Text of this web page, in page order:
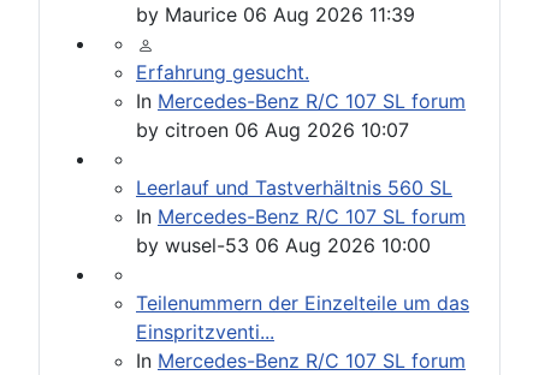
by Maurice 06 Aug 2026 11:39
Erfahrung gesucht.
In Mercedes-Benz R/C 107 SL forum
by citroen 06 Aug 2026 10:07
Leerlauf und Tastverhältnis 560 SL
In Mercedes-Benz R/C 107 SL forum
by wusel-53 06 Aug 2026 10:00
Teilenummern der Einzelteile um das
Einspritzventi...
In Mercedes-Benz R/C 107 SL forum